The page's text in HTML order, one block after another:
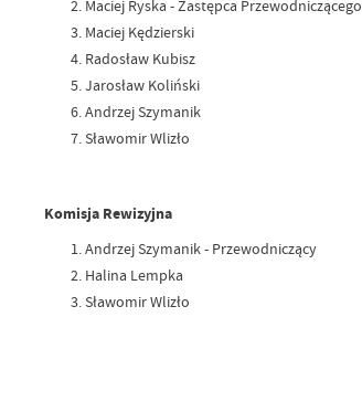
Maciej Ryska - Zastępca Przewodniczącego
Maciej Kędzierski
Radosław Kubisz
Jarosław Koliński
Andrzej Szymanik
Sławomir Wlizło
Komisja Rewizyjna
Andrzej Szymanik - Przewodniczący
Halina Lempka
Sławomir Wlizło